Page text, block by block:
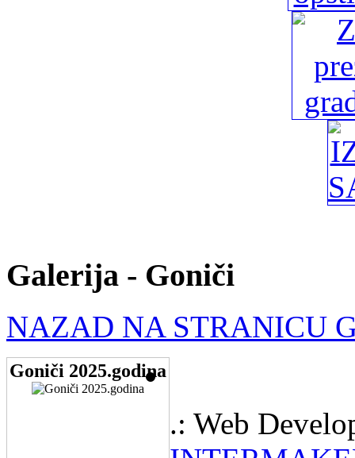
Galerija - Goniči
NAZAD NA STRANICU
Goniči 2025.godina
.: Web